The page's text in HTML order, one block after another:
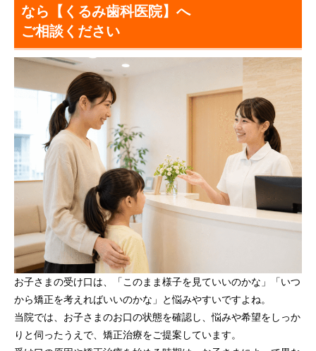
なら【くるみ歯科医院】へ
ご相談ください
お子さまの受け口は、「このまま様子を見ていいのかな」「いつ
から矯正を考えればいいのかな」と悩みやすいですよね。
当院では、お子さまのお口の状態を確認し、悩みや希望をしっか
りと伺ったうえで、矯正治療をご提案しています。